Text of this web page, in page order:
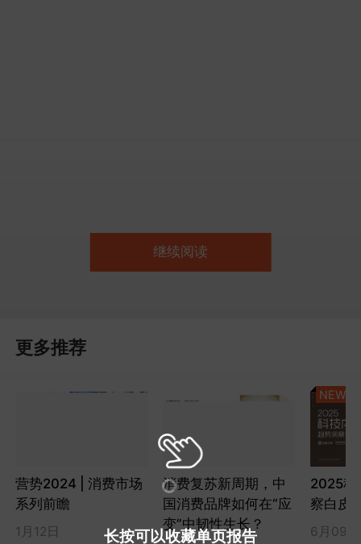
长按可以收藏单页报告
继续阅读
更多推荐
营势2024 | 消费市场
系列前瞻
1月12日
消费复苏新周期，中
国消费品牌如何在“应
变”中韧性生长？
2025科
察白皮
6月09日
NEW